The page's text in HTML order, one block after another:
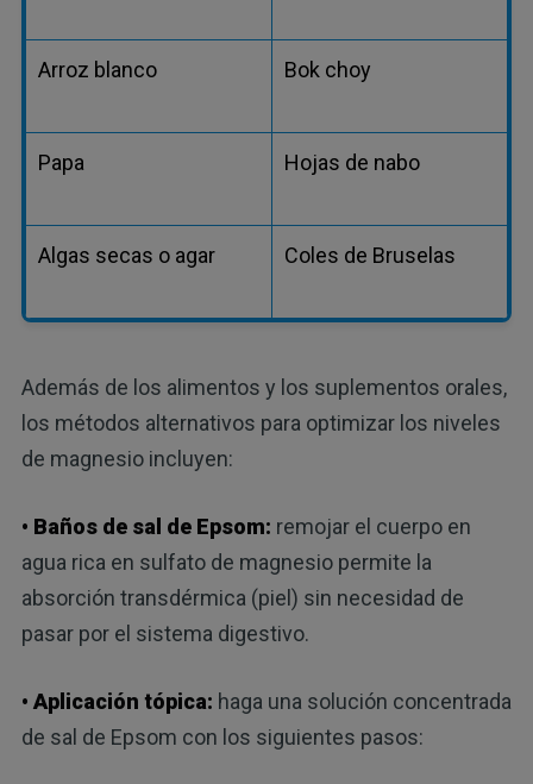
Arroz blanco Bok choy
Papa Hojas de nabo
Algas secas o agar Coles de Bruselas
Además de los alimentos y los suplementos orales,
los métodos alternativos para optimizar los niveles
de magnesio incluyen:
• Baños de sal de Epsom: remojar el cuerpo en
agua rica en sulfato de magnesio permite la
absorción transdérmica (piel) sin necesidad de
pasar por el sistema digestivo.
• Aplicación tópica: haga una solución concentrada
de sal de Epsom con los siguientes pasos: